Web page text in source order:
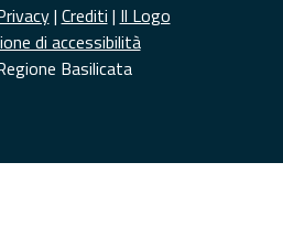
| Crediti | Il Logo
di accessibilità
Basilicata